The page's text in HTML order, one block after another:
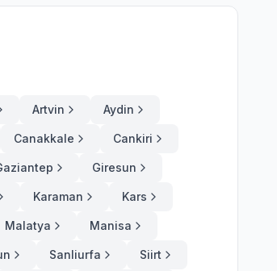
Artvin Aydin
Canakkale Cankiri
Giresun
Karaman Kars
Malatya Manisa
Sanliurfa Siirt